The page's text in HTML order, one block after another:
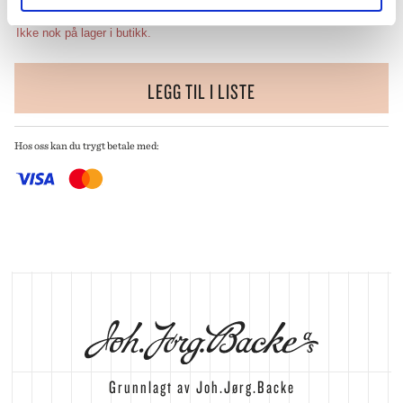
Ikke nok på lager i butikk.
LEGG TIL I LISTE
Hos oss kan du trygt betale med:
Grunnlagt av Joh.Jørg.Backe